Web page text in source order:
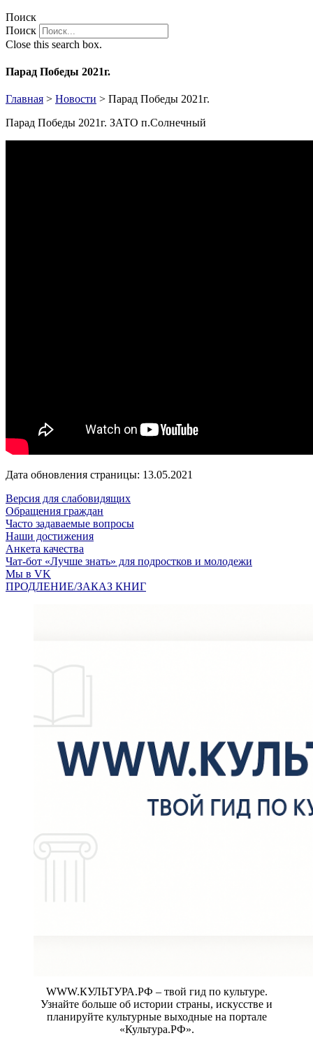
Поиск
Поиск
Close this search box.
Парад Победы 2021г.
Главная > Новости > Парад Победы 2021г.
Парад Победы 2021г. ЗАТО п.Солнечный
Дата обновления страницы: 13.05.2021
Версия для слабовидящих
Обращения граждан
Часто задаваемые вопросы
Наши достижения
Анкета качества
Чат-бот «Лучше знать» для подростков и молодежи
Мы в VK
ПРОДЛЕНИЕ/ЗАКАЗ КНИГ
WWW.КУЛЬТУРА.РФ – твой гид по культуре.
Узнайте больше об истории страны, искусстве и
планируйте культурные выходные на портале
«Культура.РФ».